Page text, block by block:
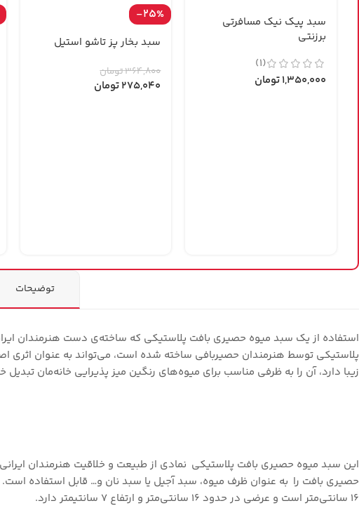
سبد پیک نیک مسافرتی
برزنتی
(1)
1,350,000تومان
-25%
سبد بخار پز تاشو استیل
364,800تومان
275,040تومان
توضیحات
استفاده از یک سبد میوه حصیری بافت پلاستیکی که ساخته‌ی دست هنرمندان
پلاستیکی توسط هنرمندان حصیربافی ساخته شده است، می‌تواند به عنوان اثری
زیبا دارد، آن را به ظرفی مناسب برای میوه‌‎های رنگین میز پذیرایی خانه‌مان تبدیل خواهد کرد.
این سبد میوه حصیری بافت پلاستیکی نمادی از طبیعت و خلاقیت هنرمندان
حصیری بافت را به عنوان ظرف میوه، سبد آجیل یا سبد نان و… قابل استفاده
16 سانتی‌متر است و عرضی در حدود 16 سانتی‌متر و ارتفاع 7 سانتیمتر دارد.